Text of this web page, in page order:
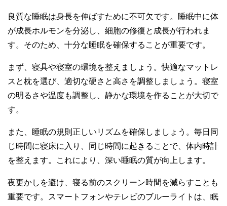
良質な睡眠は身長を伸ばすために不可欠です。睡眠中に体
が成長ホルモンを分泌し、細胞の修復と成長が行われま
す。そのため、十分な睡眠を確保することが重要です。
まず、寝具や寝室の環境を整えましょう。快適なマットレ
スと枕を選び、適切な硬さと高さを調整しましょう。寝室
の明るさや温度も調整し、静かな環境を作ることが大切で
す。
また、睡眠の規則正しいリズムを確保しましょう。毎日同
じ時間に寝床に入り、同じ時間に起きることで、体内時計
を整えます。これにより、深い睡眠の質が向上します。
夜更かしを避け、寝る前のスクリーン時間を減らすことも
重要です。スマートフォンやテレビのブルーライトは、眠